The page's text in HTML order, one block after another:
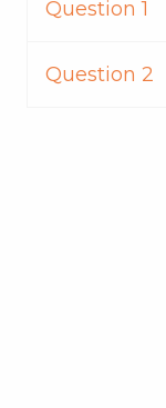
Question 1
Question 2